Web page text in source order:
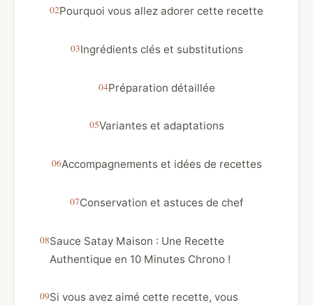
Pourquoi vous allez adorer cette recette
Ingrédients clés et substitutions
Préparation détaillée
Variantes et adaptations
Accompagnements et idées de recettes
Conservation et astuces de chef
Sauce Satay Maison : Une Recette
Authentique en 10 Minutes Chrono !
Si vous avez aimé cette recette, vous